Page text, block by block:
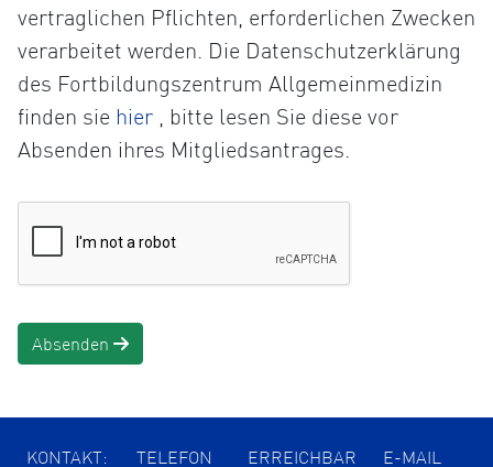
vertraglichen Pflichten, erforderlichen Zwecken
verarbeitet werden. Die Datenschutzerklärung
des Fortbildungszentrum Allgemeinmedizin
finden sie hier
Öffnet
die
einem
neuen
, bitte lesen Sie diese vor
Absenden ihres Mitgliedsantrages.
Absenden
KONTAKT: TELEFON ERREICHBAR E-MAIL